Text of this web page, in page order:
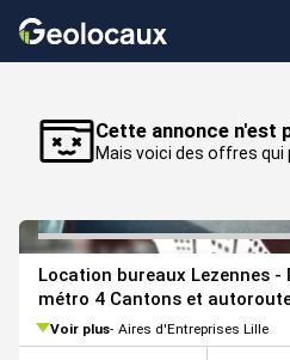
Cette annonce n'est
Mais voici des offres
Location bureaux Lezennes -
métro 4 Cantons et
Voir plus Aires d'Entreprises Lille